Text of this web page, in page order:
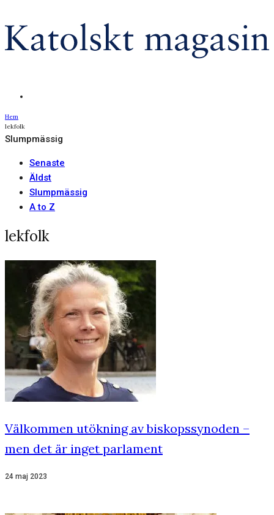
Hem
lekfolk
Slumpmässig
Senaste
Äldst
Slumpmässig
A to Z
lekfolk
Välkommen utökning av biskopssynoden –
men det är inget parlament
24 maj 2023